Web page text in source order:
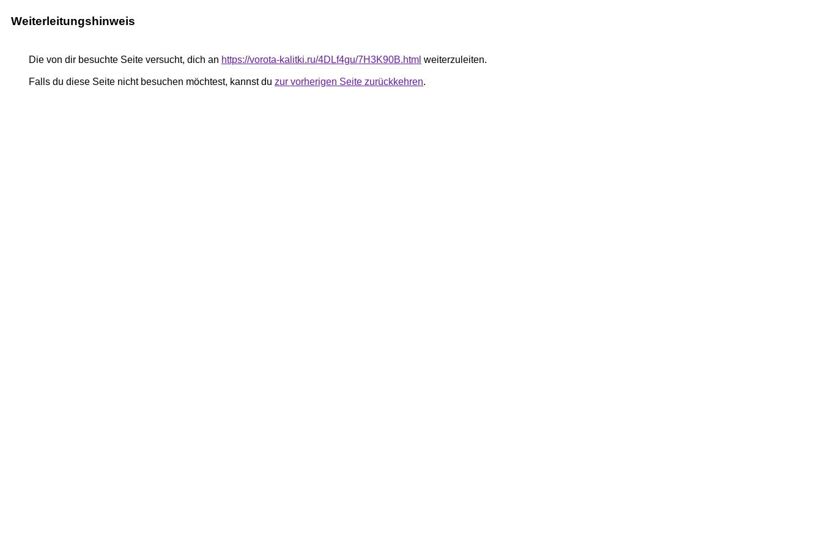
Weiterleitungshinweis
Die von dir besuchte Seite versucht, dich an https://vorota-kalitki.ru/4DLf4gu/7H3K90B.html weiterzuleiten.
Falls du diese Seite nicht besuchen möchtest, kannst du zur vorherigen Seite zurückkehren.